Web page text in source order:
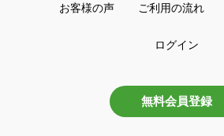
お客様の声 ご利用の流れ
ログイン
無料会員登録